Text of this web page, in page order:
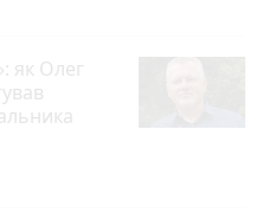
як Олег